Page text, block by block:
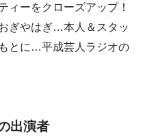
ィーをクローズアップ！
ぎやはぎ…本人＆スタッ
とに…平成芸人ラジオの
出演者